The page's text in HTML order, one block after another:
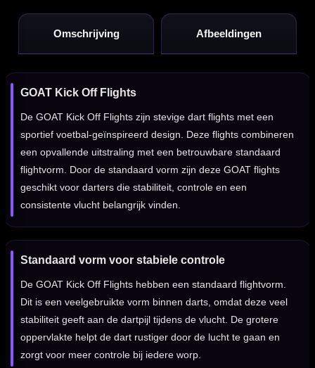
Omschrijving Afbeeldingen
GOAT Kick Off Flights
De GOAT Kick Off Flights zijn stevige dart flights met een
sportief voetbal-geïnspireerd design. Deze flights combineren
een opvallende uitstraling met een betrouwbare standaard
flightvorm. Door de standaard vorm zijn deze GOAT flights
geschikt voor darters die stabiliteit, controle en een
consistente vlucht belangrijk vinden.
Standaard vorm voor stabiele controle
De GOAT Kick Off Flights hebben een standaard flightvorm.
Dit is een veelgebruikte vorm binnen darts, omdat deze veel
stabiliteit geeft aan de dartpijl tijdens de vlucht. De grotere
oppervlakte helpt de dart rustiger door de lucht te gaan en
zorgt voor meer controle bij iedere worp.